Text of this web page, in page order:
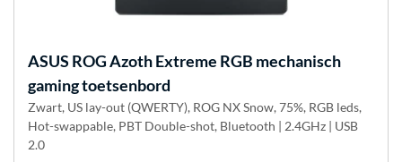
ASUS ROG Azoth Extreme RGB mechanisch
gaming toetsenbord
Zwart, US lay-out (QWERTY), ROG NX Snow, 75%, RGB leds,
Hot-swappable, PBT Double-shot, Bluetooth | 2.4GHz | USB
2.0